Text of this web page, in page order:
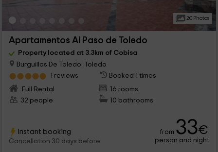
20 Photos
Apartamentos Al Paso de Toledo
Property located at 3.3km of Cobisa
Burguillos De Toledo, Toledo
1 reviews
Booked 1 times
Full Rental
16 rooms
32 people
10 bathrooms
Instant booking
Cancellation 30 days before
from 33€
person and night